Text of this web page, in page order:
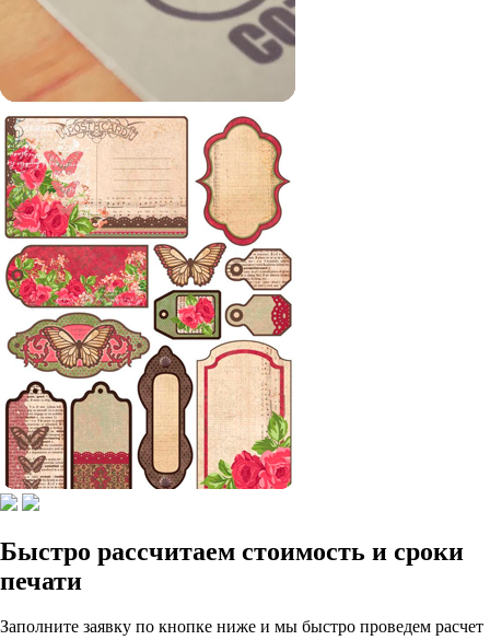
Быстро рассчитаем стоимость и сроки
печати
Заполните заявку по кнопке ниже и мы быстро проведем расчет